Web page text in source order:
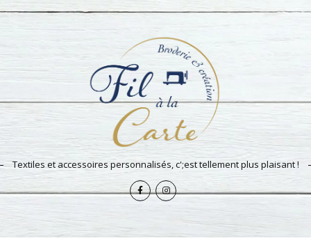
Textiles et accessoires personnalisés, c';est tellement plus plaisant !